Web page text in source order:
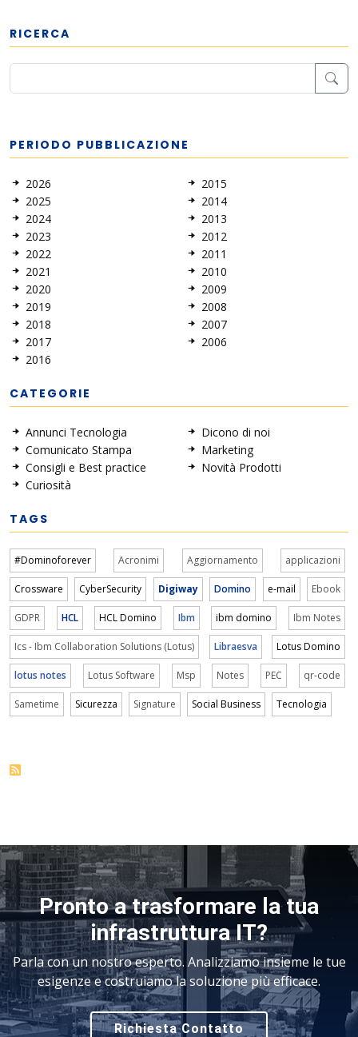
RICERCA
PERIODO PUBBLICAZIONE
2026
2025
2024
2023
2022
2021
2020
2019
2018
2017
2016
2015
2014
2013
2012
2011
2010
2009
2008
2007
2006
CATEGORIE
Annunci Tecnologia
Comunicato Stampa
Consigli e Best practice
Curiosità
Dicono di noi
Marketing
Novità Prodotti
TAGS
#Dominoforever Acronimi Aggiornamento applicazioni
Crossware CyberSecurity Digiway Domino e-mail Ebook
GDPR HCL HCL Domino Ibm ibm domino Ibm Notes
Ics - Ibm Collaboration Solutions (Lotus) Libraesva Lotus Domino
lotus notes Lotus Software Msp Notes PEC qr-code
Sametime Sicurezza Signature Social Business Tecnologia
Pronto a trasformare la tua
infrastruttura IT?
Parla con un nostro esperto. Analizziamo insieme le tue
esigenze e costruiamo la soluzione più efficace.
Richiesta Contatto